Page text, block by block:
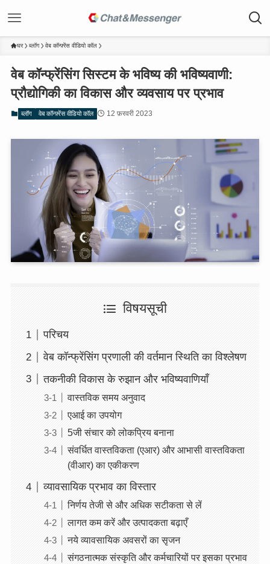
घर ब्लॉग वेब कॉन्फ़्रेंस वीडियो कॉल
वेब कॉन्फ्रेंसिंग सिस्टम के भविष्य की भविष्यवाणी:
प्रौद्योगिकी का विकास और व्यवसाय पर प्रभाव
ब्लॉग वेब कॉन्फ़्रेंस वीडियो कॉल 12 फ़रवरी 2023
विषयसूची
परिचय
वेब कॉन्फ्रेंसिंग प्रणाली की वर्तमान स्थिति का विश्लेषण
तकनीकी विकास के रुझान और भविष्यवाणियाँ
वास्तविक समय अनुवाद
एआई का उपयोग
5जी संचार को लोकप्रिय बनाना
संवर्धित वास्तविकता (एआर) और आभासी वास्तविकता
(वीआर) का एकीकरण
व्यावसायिक प्रभाव का विस्तार
निर्णय तेजी से और अधिक सटीकता से लें
लागत कम करें और उत्पादकता बढ़ाएँ
नये व्यावसायिक अवसरों का सृजन
संगठनात्मक संस्कृति और कर्मचारियों पर इसका प्रभाव